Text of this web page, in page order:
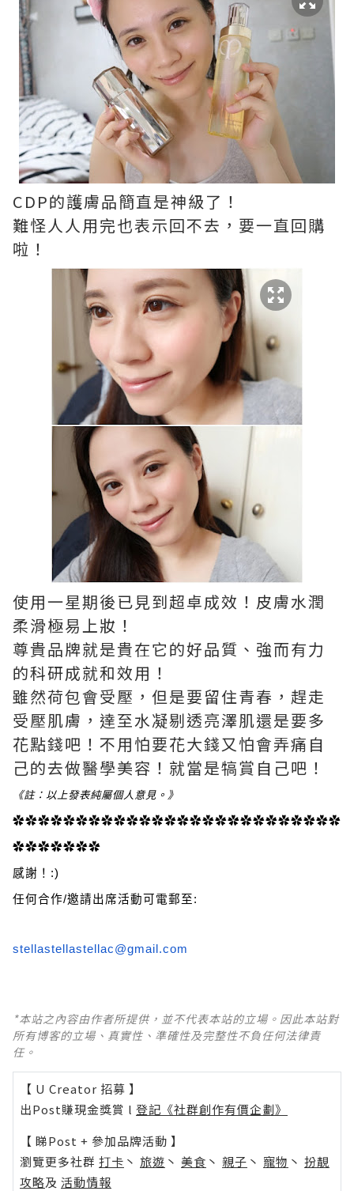
CDP的護膚品簡直是神級了！
難怪人人用完也表示回不去，要一直回購
啦！
使用一星期後已見到超卓成效！皮膚水潤
柔滑極易上妝！
尊貴品牌就是貴在它的好品質、強而有力
的科研成就和效用！
雖然荷包會受壓，但是要留住青春，趕走
受壓肌膚，達至水凝剔透亮澤肌還是要多
花點錢吧！不用怕要花大錢又怕會弄痛自
己的去做醫學美容！就當是犒賞自己吧！
《註：以上發表純屬個人意見。》
✿✿✿✿✿✿✿✿✿✿✿✿✿✿✿✿✿✿✿✿✿✿✿✿✿✿
✿✿✿✿✿✿✿
感謝！:)
任何合作/邀請出席活動可電郵至:
stellastellastellac@gmail.com
*本站之內容由作者所提供，並不代表本站的立場。因此本站對
所有博客的立場、真實性、準確性及完整性不負任何法律責
任。
【 U Creator 招募 】
出Post賺現金獎賞 l 登記《社群創作有價企劃》
【 睇Post + 參加品牌活動 】
瀏覽更多社群 打卡 丶 旅遊 丶 美食 丶 親子 丶 寵物 丶 扮靚
攻略及 活動情報